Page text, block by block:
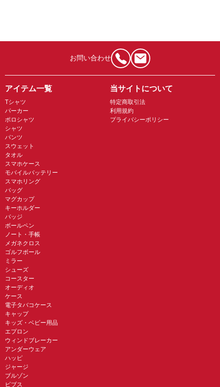
お問い合わせ
アイテム一覧
Tシャツ
パーカー
ポロシャツ
シャツ
パンツ
スウェット
タオル
スマホケース
モバイルバッテリー
スマホリング
バッグ
マグカップ
キーホルダー
バッジ
ボールペン
ノート・手帳
メガネクロス
ゴルフボール
ミラー
シューズ
コースター
オーディオ
ケース
電子タバコケース
キャップ
キッズ・ベビー用品
エプロン
ウィンドブレーカー
アンダーウェア
ハッピ
ジャージ
ブルゾン
ビブス
当サイトについて
特定商取引法
利用規約
プライバシーポリシー